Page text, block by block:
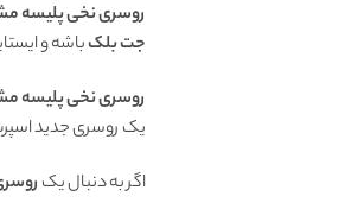
روسری نخی پلیسه
جت بلکباشه و
روسری نخی پلیسه
یک روسری جدید
اگر به دنبال یک